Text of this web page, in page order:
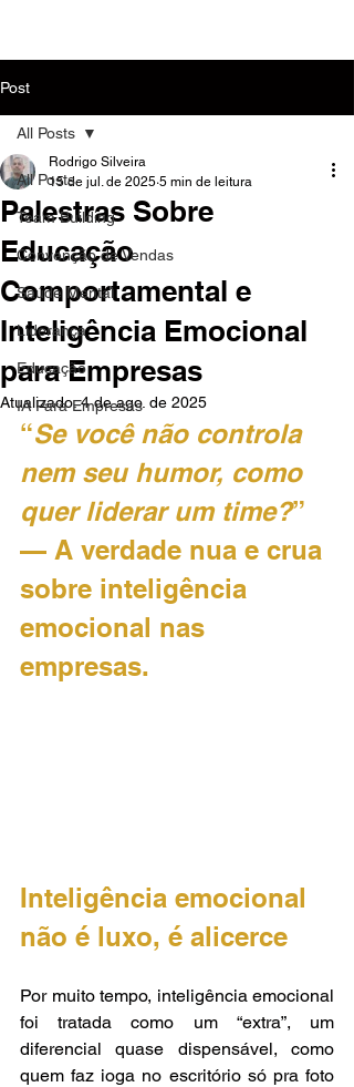
Post
All Posts
Team Building
Convenção de Vendas
Saúde Mental
Liderança
Educação
IA Para Empresas
All Posts
Palestras Sobre
Educação
Comportamental e
Inteligência Emocional
para Empresas
Rodrigo Silveira
15 de jul. de 2025 5 min de leitura
Atualizado:4 de ago. de 2025
“Se você não controla
nem seu humor, como
quer liderar um time?”
— A verdade nua e crua
sobre inteligência
emocional nas
empresas.
Inteligência emocional
não é luxo, é alicerce
Por muito tempo, inteligência emocional
foi tratada como um “extra”, um
diferencial quase dispensável, como
quem faz ioga no escritório só pra foto